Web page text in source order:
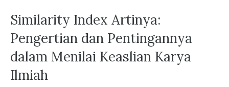
Similarity Index Artinya:
Pengertian dan Pentingannya
dalam Menilai Keaslian Karya
Ilmiah